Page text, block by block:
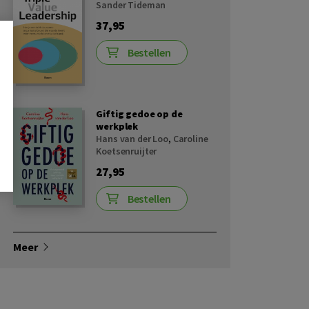
Sander Tideman
37,95
Bestellen
Giftig gedoe op de
werkplek
Hans van der Loo, Caroline
Koetsenruijter
27,95
Bestellen
Meer